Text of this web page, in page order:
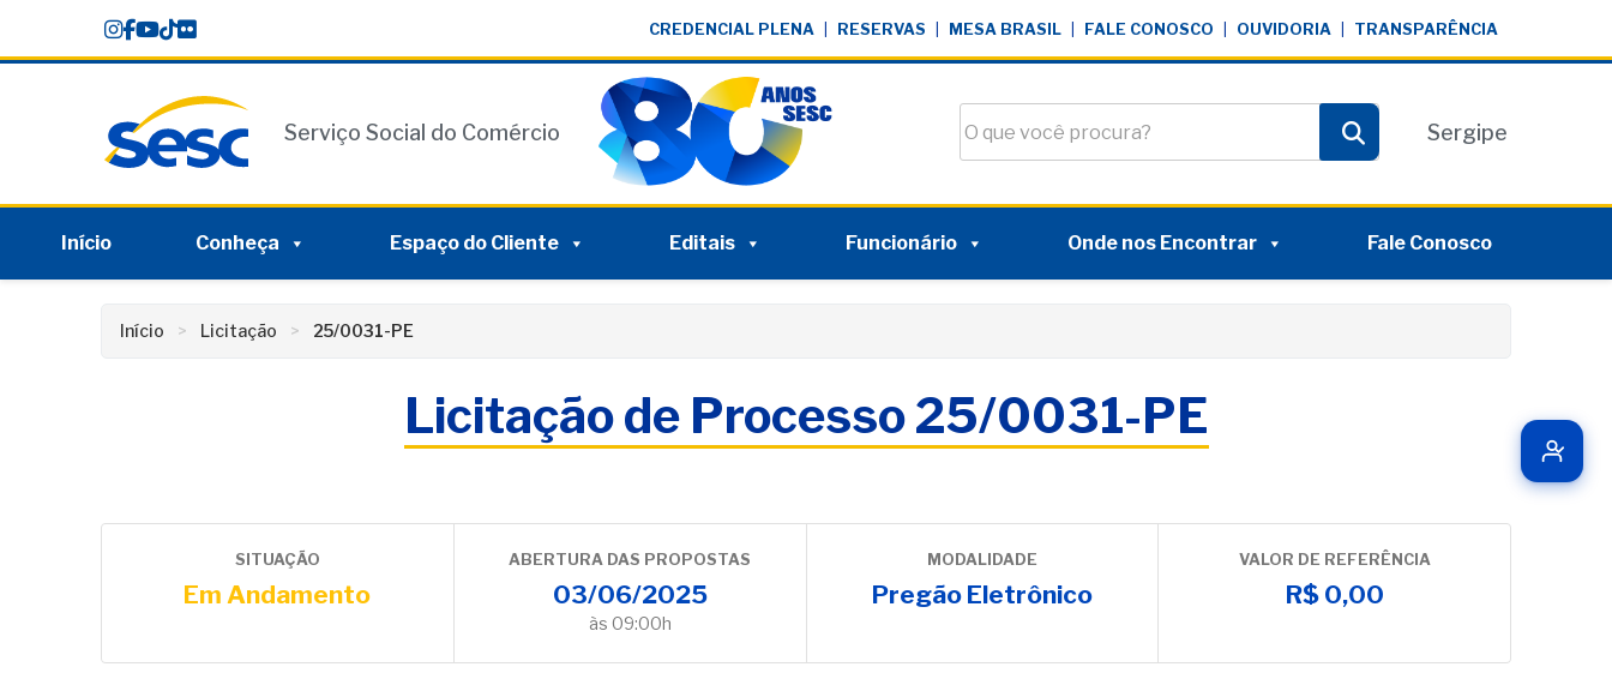
content
CREDENCIAL PLENA RESERVAS MESA BRASIL FALE CONOSCO OUVIDORIA TRANSPARÊNCIA
Serviço Social do Comércio
Pesquisar
Sergipe
Início Conheça Espaço do Cliente Editais Funcionário Onde nos Encontrar Fale Conosco
Início Licitação 25/0031-PE
Licitação de Processo 25/0031-PE
SITUAÇÃO
Em Andamento
ABERTURA DAS PROPOSTAS
03/06/2025
às 09:00h
MODALIDADE
Pregão Eletrônico
VALOR DE REFERÊNCIA
R$ 0,00